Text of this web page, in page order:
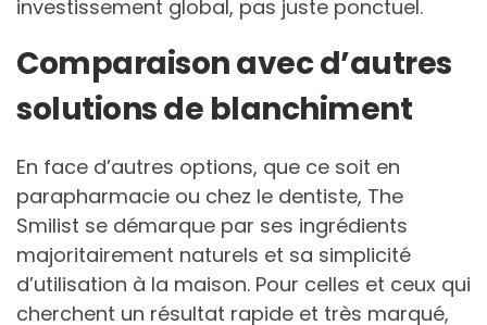
investissement global, pas juste ponctuel.
Comparaison avec d’autres
solutions de blanchiment
En face d’autres options, que ce soit en
parapharmacie ou chez le dentiste, The
Smilist se démarque par ses ingrédients
majoritairement naturels et sa simplicité
d’utilisation à la maison. Pour celles et ceux qui
cherchent un résultat rapide et très marqué,